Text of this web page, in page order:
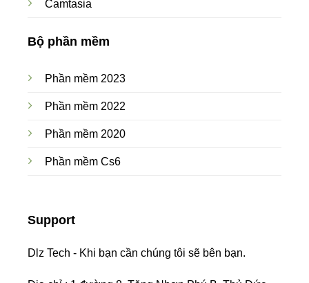
Camtasia
Bộ phần mềm
Phần mềm 2023
Phần mềm 2022
Phần mềm 2020
Phần mềm Cs6
Support
Dlz Tech - Khi bạn cần chúng tôi sẽ bên bạn.